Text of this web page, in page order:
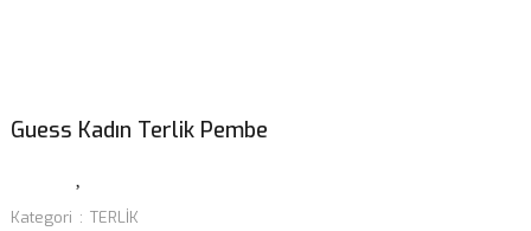
Guess Kadın Terlik Pembe
Kategori
TERLİK